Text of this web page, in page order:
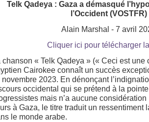
Telk Qadeya : Gaza a démasqué
l’Occident (VOSTFR)
Alain Marshal - 7 avril
Cliquer ici pour télécharger
chanson « Telk Qadeya » (« Ceci est une
Cairokee connaît un succès
novembre 2023. En dénonçant
occidental qui se prétend à la
mais n’a aucune
à Gaza, le titre traduit un ressentiment
le monde arabe.